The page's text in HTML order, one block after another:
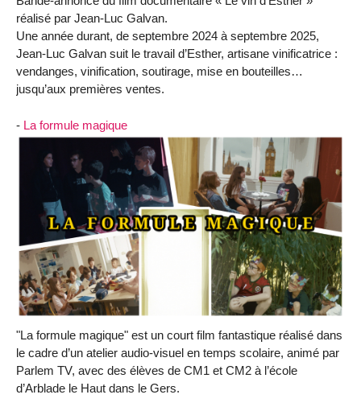
réalisé par Jean-Luc Galvan.
Une année durant, de septembre 2024 à septembre 2025,
Jean-Luc Galvan suit le travail d’Esther, artisane vinificatrice :
vendanges, vinification, soutirage, mise en bouteilles…
jusqu’aux premières ventes.
- La formule magique
"La formule magique" est un court film fantastique réalisé dans
le cadre d’un atelier audio-visuel en temps scolaire, animé par
Parlem TV, avec des élèves de CM1 et CM2 à l’école
d’Arblade le Haut dans le Gers.